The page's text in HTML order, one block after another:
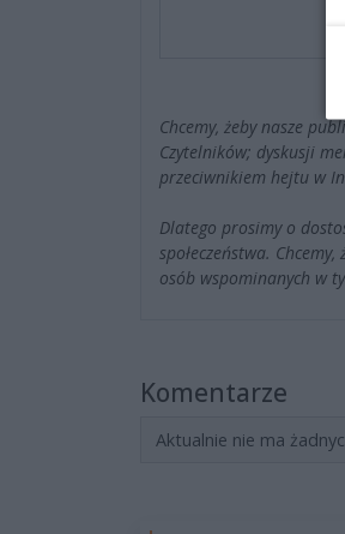
Chcemy, żeby nasze
Czytelników; dyskusji
przeciwnikiem hejtu w
Dlatego prosimy o
społeczeństwa.
osób wspominanych w
Komentarze
Aktualnie nie ma